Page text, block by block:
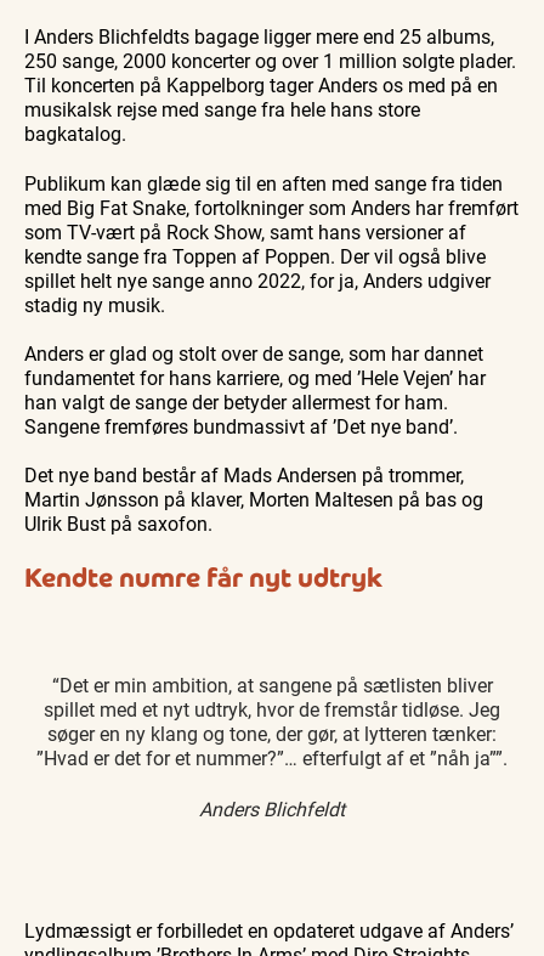
I Anders Blichfeldts bagage ligger mere end 25 albums,
250 sange, 2000 koncerter og over 1 million solgte plader.
Til koncerten på Kappelborg tager Anders os med på en
musikalsk rejse med sange fra hele hans store
bagkatalog.
Publikum kan glæde sig til en aften med sange fra tiden
med Big Fat Snake, fortolkninger som Anders har fremført
som TV-vært på Rock Show, samt hans versioner af
kendte sange fra Toppen af Poppen. Der vil også blive
spillet helt nye sange anno 2022, for ja, Anders udgiver
stadig ny musik.
Anders er glad og stolt over de sange, som har dannet
fundamentet for hans karriere, og med ’Hele Vejen’ har
han valgt de sange der betyder allermest for ham.
Sangene fremføres bundmassivt af ’Det nye band’.
Det nye band består af Mads Andersen på trommer,
Martin Jønsson på klaver, Morten Maltesen på bas og
Ulrik Bust på saxofon.
Kendte numre får nyt udtryk
“Det er min ambition, at sangene på sætlisten bliver
spillet med et nyt udtryk, hvor de fremstår tidløse. Jeg
søger en ny klang og tone, der gør, at lytteren tænker:
”Hvad er det for et nummer?”… efterfulgt af et ”nåh ja””.
Anders Blichfeldt
Lydmæssigt er forbilledet en opdateret udgave af Anders’